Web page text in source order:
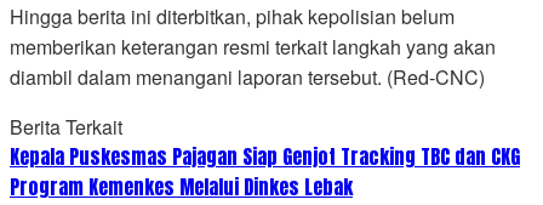
Hingga berita ini diterbitkan, pihak kepolisian belum
memberikan keterangan resmi terkait langkah yang akan
diambil dalam menangani laporan tersebut. (Red-CNC)
Berita Terkait
Kepala Puskesmas Pajagan Siap Genjot Tracking TBC dan CKG
Program Kemenkes Melalui Dinkes Lebak